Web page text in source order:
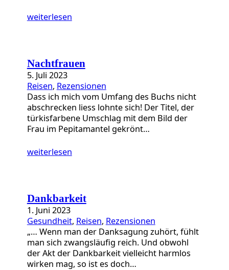
weiterlesen
Nachtfrauen
5. Juli 2023
Reisen, Rezensionen
Dass ich mich vom Umfang des Buchs nicht
abschrecken liess lohnte sich! Der Titel, der
türkisfarbene Umschlag mit dem Bild der
Frau im Pepitamantel gekrönt…
weiterlesen
Dankbarkeit
1. Juni 2023
Gesundheit, Reisen, Rezensionen
„… Wenn man der Danksagung zuhört, fühlt
man sich zwangsläufig reich. Und obwohl
der Akt der Dankbarkeit vielleicht harmlos
wirken mag, so ist es doch…